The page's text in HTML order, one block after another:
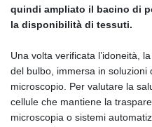
quindi ampliato il bacino di
la disponibilità di tessuti.
Una volta verificata l’idoneità,
del bulbo, immersa in
microscopio. Per valutare la
cellule che mantiene la
microscopia o sistemi